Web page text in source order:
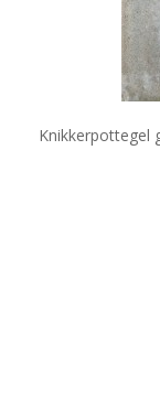
Knikkerpottegel